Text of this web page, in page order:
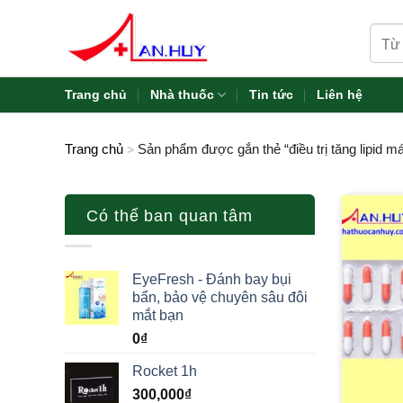
kiếm:
Trang chủ Nhà thuốc Tin tức Liên hệ
Trang chủ > Sản phẩm được gắn thẻ “điều trị tăng lipid
Có thể ban quan tâm
EyeFresh - Đánh bay bụi
bẩn, bảo vệ chuyên sâu đôi
mắt bạn
0₫
Rocket 1h
300,000₫